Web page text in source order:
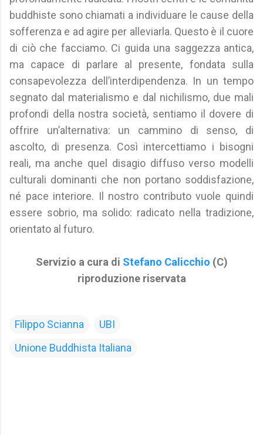
buddhiste sono chiamati a individuare le cause della
sofferenza e ad agire per alleviarla. Questo è il cuore
di ciò che facciamo. Ci guida una saggezza antica,
ma capace di parlare al presente, fondata sulla
consapevolezza dell’interdipendenza. In un tempo
segnato dal materialismo e dal nichilismo, due mali
profondi della nostra società, sentiamo il dovere di
offrire un’alternativa: un cammino di senso, di
ascolto, di presenza. Così intercettiamo i bisogni
reali, ma anche quel disagio diffuso verso modelli
culturali dominanti che non portano soddisfazione,
né pace interiore. Il nostro contributo vuole quindi
essere sobrio, ma solido: radicato nella tradizione,
orientato al futuro.
Servizio a cura di Stefano Calicchio (C)
riproduzione riservata
Filippo Scianna
UBI
Unione Buddhista Italiana